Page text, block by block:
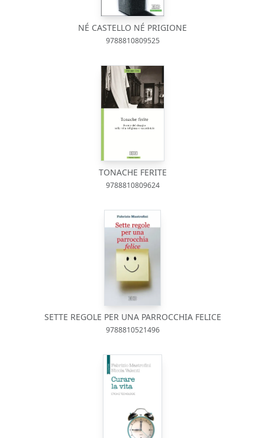
NÉ CASTELLO NÉ PRIGIONE
9788810809525
TONACHE FERITE
9788810809624
SETTE REGOLE PER UNA PARROCCHIA FELICE
9788810521496